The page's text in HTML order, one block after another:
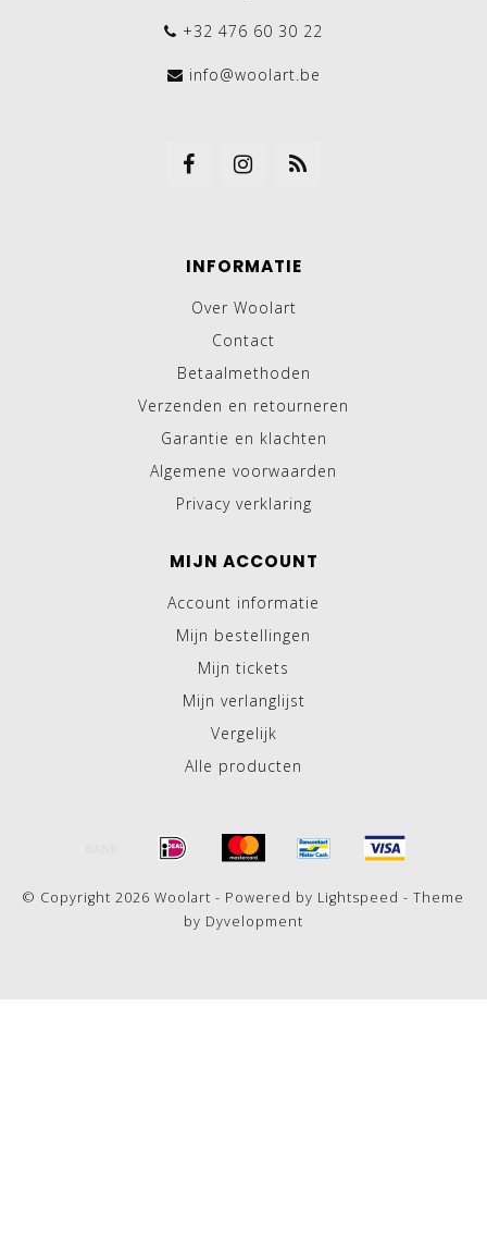
+32 476 60 30 22
info@woolart.be
INFORMATIE
Over Woolart
Contact
Betaalmethoden
Verzenden en retourneren
Garantie en klachten
Algemene voorwaarden
Privacy verklaring
MIJN ACCOUNT
Account informatie
Mijn bestellingen
Mijn tickets
Mijn verlanglijst
Vergelijk
Alle producten
© Copyright 2026 Woolart - Powered by Lightspeed - Theme
by Dyvelopment